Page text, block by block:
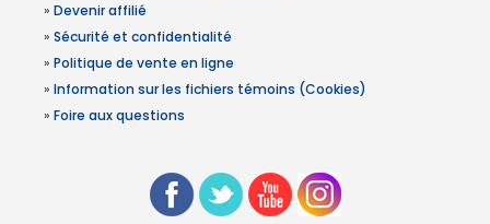
» Devenir affilié
» Sécurité et confidentialité
» Politique de vente en ligne
» Information sur les fichiers témoins (Cookies)
» Foire aux questions